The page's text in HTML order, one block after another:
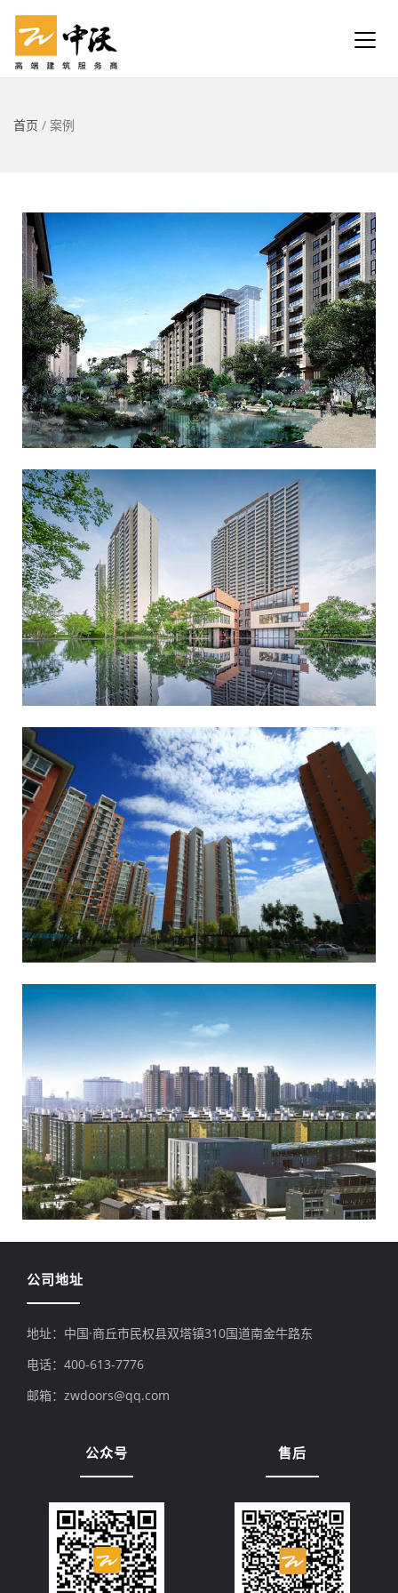
首页 / 案例
公司地址
地址：中国·商丘市民权县双塔镇310国道南金牛路东
电话：400-613-7776
邮箱：zwdoors@qq.com
公众号 售后